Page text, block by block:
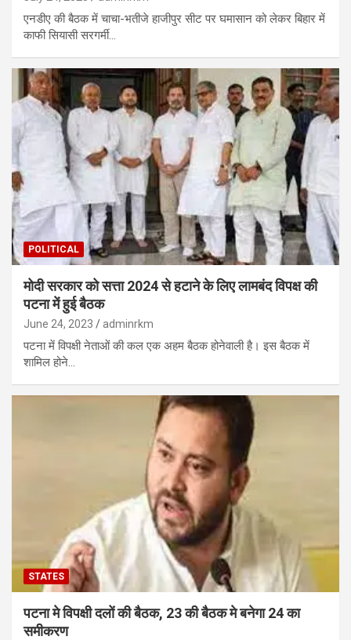
एनडीए की बैठक में चाचा-भतीजे हाजीपुर सीट पर घमासान को लेकर बिहार में
काफी सियासी सरगर्मी…
POLITICAL
मोदी सरकार को सत्ता 2024 से हटाने के लिए लामबंद विपक्ष की
पटना में हुई बैठक
June 24, 2023 adminrkm
पटना में विपक्षी नेताओं की कल एक अहम बैठक होनेवाली है। इस बैठक में
शामिल होने…
STATES
पटना मे विपक्षी दलों की बैठक, 23 की बैठक मे बनेगा 24 का
समीकरण